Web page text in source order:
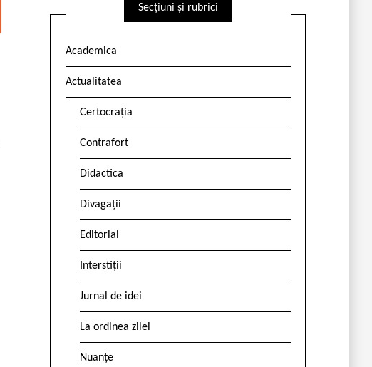
Secțiuni și rubrici
Academica
Actualitatea
Certocrația
Contrafort
Didactica
Divagații
Editorial
Interstiții
Jurnal de idei
La ordinea zilei
Nuanțe